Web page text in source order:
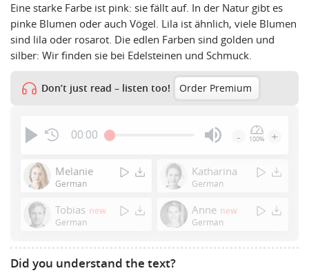
Eine starke Farbe ist pink: sie fällt auf. In der Natur gibt es
pinke Blumen oder auch Vögel. Lila ist ähnlich, viele Blumen
sind lila oder rosarot. Die edlen Farben sind golden und
silber: Wir finden sie bei Edelsteinen und Schmuck.
Don’t just read – listen too! Order Premium
00:00
Enter
or
to
show
- 100% +
Melanie
German
Katharina
German
Tobias new
German
Anne new
German
Did you understand the text?